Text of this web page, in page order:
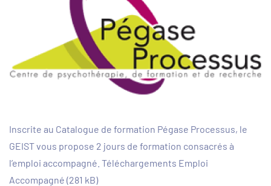
Inscrite au Catalogue de formation Pégase Processus, le
GEIST vous propose 2 jours de formation consacrés à
l’emploi accompagné. Téléchargements Emploi
Accompagné (281 kB)